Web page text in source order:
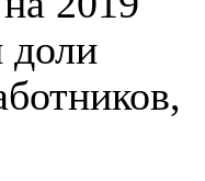
доли